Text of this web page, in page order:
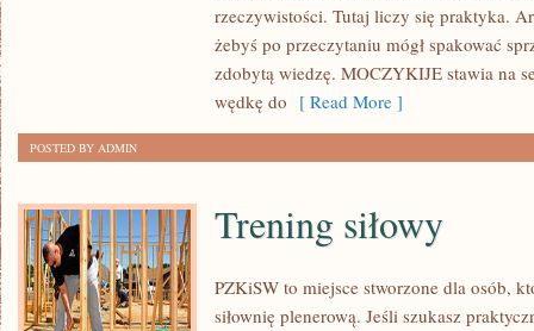
WĘDKARSKIErzeczywistości. Tutaj liczy się praktyka.
żebyś po przeczytaniu mógł spakować
zdobytą wiedzę. MOCZYKIJE stawia na
wędkę do [ Read More ]
POSTED BY ADMIN
Trening siłowy
PZKiSW to miejsce stworzone dla osób,
siłownię plenerową. Jeśli szukasz